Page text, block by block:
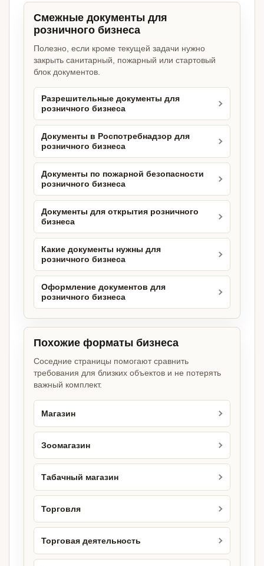
Смежные документы для
розничного бизнеса
Полезно, если кроме текущей задачи нужно
закрыть санитарный, пожарный или стартовый
блок документов.
Разрешительные документы для
розничного бизнеса
Документы в Роспотребнадзор для
розничного бизнеса
Документы по пожарной безопасности
розничного бизнеса
Документы для открытия розничного
бизнеса
Какие документы нужны для
розничного бизнеса
Оформление документов для
розничного бизнеса
Похожие форматы бизнеса
Соседние страницы помогают сравнить
требования для близких объектов и не потерять
важный комплект.
Магазин
Зоомагазин
Табачный магазин
Торговля
Торговая деятельность